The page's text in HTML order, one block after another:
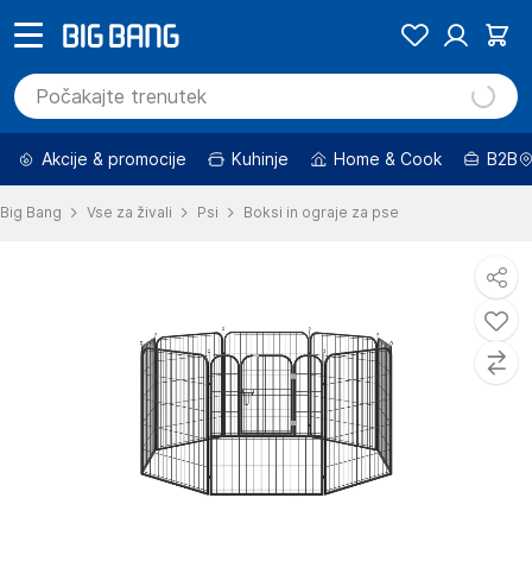
Akcije & promocije Kuhinje Home & Cook B2B
Big Bang Vse za živali Psi Boksi in ograje za pse